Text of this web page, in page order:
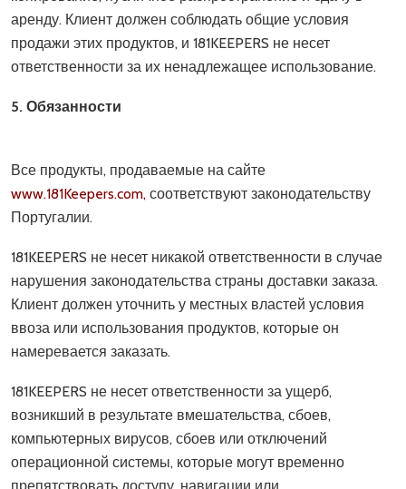
аренду. Клиент должен соблюдать общие условия
продажи этих продуктов, и 181KEEPERS не несет
ответственности за их ненадлежащее использование.
5. Обязанности
Все продукты, продаваемые на сайте
www.181Keepers.com, соответствуют законодательству
Португалии.
181KEEPERS не несет никакой ответственности в случае
нарушения законодательства страны доставки заказа.
Клиент должен уточнить у местных властей условия
ввоза или использования продуктов, которые он
намеревается заказать.
181KEEPERS не несет ответственности за ущерб,
возникший в результате вмешательства, сбоев,
компьютерных вирусов, сбоев или отключений
операционной системы, которые могут временно